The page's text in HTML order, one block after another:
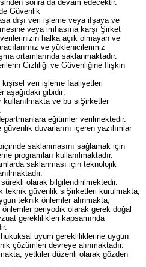
sonra da devam edecektir.
Güvenlik
dışı veri işleme veya ifşaya ve
veya imhasına karşı Şirket
halka açık olmayan ve
ve yüklenicilerimiz
ortamlarında saklanmaktadır.
Gizliliği ve Güvenliğine İlişkin
veri işleme faaliyetleri
aşağıdaki gibidir:
ve bu siŞirketler
eğitimler verilmektedir.
duvarlarını içeren yazılımlar
saklanmasını sağlamak için
programları kullanılmaktadır.
saklanması için teknolojik
olarak bilgilendirilmektedir.
güvenlik siŞirketleri kurulmakta,
teknik önlemler alınmakta,
önlemler periyodik olarak gerek doğal
gereklilikleri kapsamında
uyum gerekliliklerine uygun
çözümleri devreye alınmaktadır.
yetkiler düzenli olarak gözden